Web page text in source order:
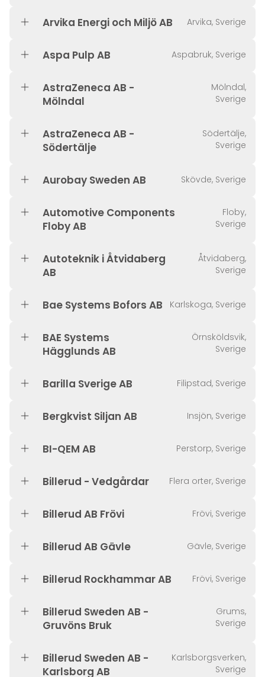
Arvika Energi och Miljö AB Arvika, Sverige
Aspa Pulp AB Aspabruk, Sverige
AstraZeneca AB -
Mölndal
Mölndal,
Sverige
AstraZeneca AB -
Södertälje
Södertälje,
Sverige
Aurobay Sweden AB Skövde, Sverige
Automotive Components
Floby AB
Floby,
Sverige
Autoteknik i Åtvidaberg
AB
Åtvidaberg,
Sverige
Bae Systems Bofors AB Karlskoga, Sverige
BAE Systems
Hägglunds AB
Örnsköldsvik,
Sverige
Barilla Sverige AB Filipstad, Sverige
Bergkvist Siljan AB Insjön, Sverige
BI-QEM AB Perstorp, Sverige
Billerud - Vedgårdar Flera orter, Sverige
Billerud AB Frövi Frövi, Sverige
Billerud AB Gävle Gävle, Sverige
Billerud Rockhammar AB Frövi, Sverige
Billerud Sweden AB -
Gruvöns Bruk
Grums,
Sverige
Billerud Sweden AB -
Karlsborg AB
Karlsborgsverken,
Sverige